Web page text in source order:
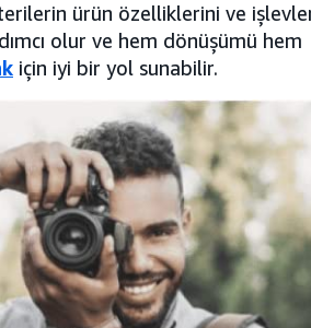
ürün özelliklerini ve
olur ve hem dönüşümü hem
için iyi bir yol sunabilir.